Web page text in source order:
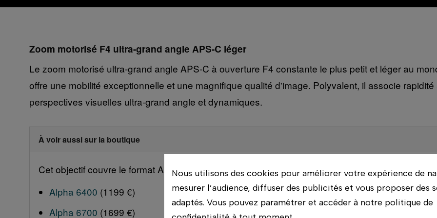
Zoom motorisé F4 ultra-grand angle APS-C léger
Le zoom motorisé ultra-grand angle APS-C à ouverture F4 constante le plus petit et léger au
offre une mobilité exceptionnelle et une magnifique qualité d'image. Polyvalent, il associe
perspectives visuelles ultra-grand angle et dynamiques.
À voir aussi sur la boutique
Cet objectif couvre le format APS-C : sur un boîtier plein format, l'appareil recadrera
Alpha 6400 (1199 €)
Alpha 6700 (1699 €)
Nous utilisons des cookies pour améliorer votre expérience de
mesurer l’audience, diffuser des publicités et vous proposer des
adaptés. Vous pouvez paramétrer et accéder à notre politique de